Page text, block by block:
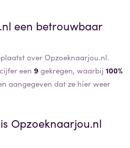
een betrouwbaar
over Opzoeknaarjou.nl.
een 9gekregen, waarbij 100%
aangegeven dat ze hier weer
Opzoeknaarjou.nl